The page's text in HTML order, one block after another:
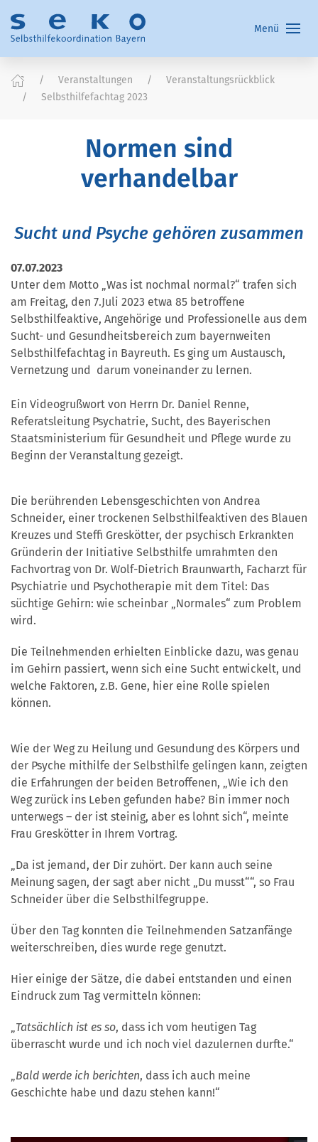
Menü
Veranstaltungen
Veranstaltungsrückblick
Selbsthilfefachtag 2023
Normen sind
verhandelbar
Sucht und Psyche gehören zusammen
07.07.2023
Unter dem Motto „Was ist nochmal normal?“ trafen sich
am Freitag, den 7.Juli 2023 etwa 85 betroffene
Selbsthilfeaktive, Angehörige und Professionelle aus dem
Sucht- und Gesundheitsbereich zum bayernweiten
Selbsthilfefachtag in Bayreuth. Es ging um Austausch,
Vernetzung und darum voneinander zu lernen.
Ein Videogrußwort von Herrn Dr. Daniel Renne,
Referatsleitung Psychatrie, Sucht, des Bayerischen
Staatsministerium für Gesundheit und Pflege wurde zu
Beginn der Veranstaltung gezeigt.
Die berührenden Lebensgeschichten von Andrea
Schneider, einer trockenen Selbsthilfeaktiven des Blauen
Kreuzes und Steffi Greskötter, der psychisch Erkrankten
Gründerin der Initiative Selbsthilfe umrahmten den
Fachvortrag von Dr. Wolf-Dietrich Braunwarth, Facharzt für
Psychiatrie und Psychotherapie mit dem Titel: Das
süchtige Gehirn: wie scheinbar „Normales“ zum Problem
wird.
Die Teilnehmenden erhielten Einblicke dazu, was genau
im Gehirn passiert, wenn sich eine Sucht entwickelt, und
welche Faktoren, z.B. Gene, hier eine Rolle spielen
können.
Wie der Weg zu Heilung und Gesundung des Körpers und
der Psyche mithilfe der Selbsthilfe gelingen kann, zeigten
die Erfahrungen der beiden Betroffenen, „Wie ich den
Weg zurück ins Leben gefunden habe? Bin immer noch
unterwegs – der ist steinig, aber es lohnt sich“, meinte
Frau Greskötter in Ihrem Vortrag.
„Da ist jemand, der Dir zuhört. Der kann auch seine
Meinung sagen, der sagt aber nicht „Du musst““, so Frau
Schneider über die Selbsthilfegruppe.
Über den Tag konnten die Teilnehmenden Satzanfänge
weiterschreiben, dies wurde rege genutzt.
Hier einige der Sätze, die dabei entstanden und einen
Eindruck zum Tag vermitteln können:
„Tatsächlich ist es so, dass ich vom heutigen Tag
überrascht wurde und ich noch viel dazulernen durfte.“
„Bald werde ich berichten, dass ich auch meine
Geschichte habe und dazu stehen kann!“